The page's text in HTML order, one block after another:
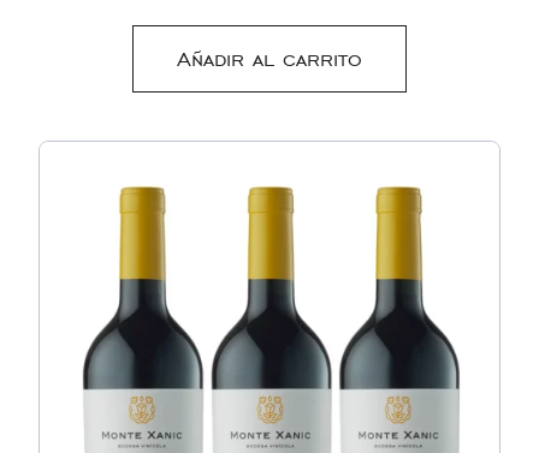
Añadir al carrito